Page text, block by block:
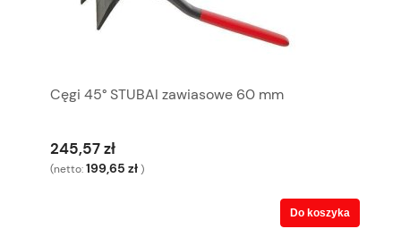
Cęgi 45° STUBAI zawiasowe 60 mm
245,57 zł
(netto:199,65 zł )
Do koszyka